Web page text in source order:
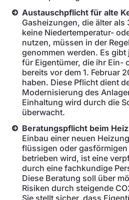
Austauschpflicht für alte
Gasheizungen, die älter als
keine Niedertemperatur-
nutzen, müssen in der
genommen werden. Es
für Eigentümer, die ihr Ein-
bereits vor dem 1. Februar
haben. Diese Pflicht dient
Modernisierung des
Einhaltung wird durch die
überwacht.
Beratungspflicht beim
Einbau einer neuen
flüssigen oder
betrieben wird, ist eine
durch eine fachkundige
Diese Beratung soll über
Risiken durch steigende
Sie stellt sicher, dass